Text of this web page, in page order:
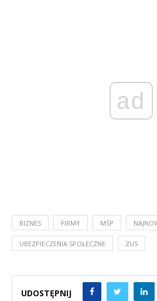
ad
BIZNES FIRMY MŚP
UBEZPIECZENIA SPOŁECZNE ZUS
UDOSTĘPNIJ